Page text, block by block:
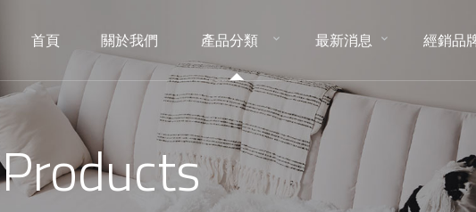
首頁
關於我們
ABOUT
產品分類
PRODUCTS
最新消息
經銷品
Products